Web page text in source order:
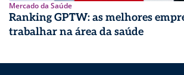
Mercado da Saúde
Ranking GPTW: as melhores
trabalhar na área da saúde